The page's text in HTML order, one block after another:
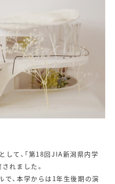
て、「第18回JIA新潟県内学
れました。
、本学からは1年生後期の演